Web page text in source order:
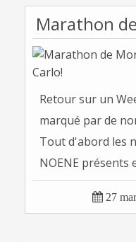
Retour sur un
marqué par de
Tout d'abord les
NOENE présents
grad...
 27